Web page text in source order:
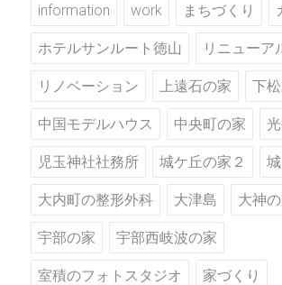
information work まちづくり
ホテルサンルート徳山 リニューア
リノベーション 上遠石の家 下
中国モデルハウス 中央町の家
児玉神社社務所 城ケ丘の家２
大内町の整形外科 大津島 大神
宇部の家 宇部西岐波の家
室積のフォトスタジオ 家づくり